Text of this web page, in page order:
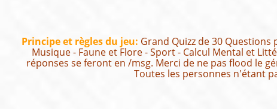
Principe et règles du jeu: Grand Quizz de 30
Musique - Faune et Flore - Sport - Calcul Mental et
réponses se feront en /msg. Merci de ne pas flood le
Toutes les personnes n'étant